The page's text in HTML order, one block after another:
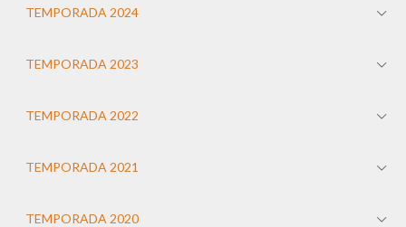
TEMPORADA 2024
TEMPORADA 2023
TEMPORADA 2022
TEMPORADA 2021
TEMPORADA 2020